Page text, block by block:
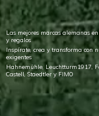
Las mejores marcas alemanas
y regalos
Inspírate, crea y transforma con
exigentes
Hahnemühle, Leuchtturm1917,
Castell, Staedtler y FIMO